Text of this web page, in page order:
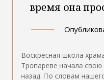
время она
Воскресная школа
Тропареве начала
назад. По словам